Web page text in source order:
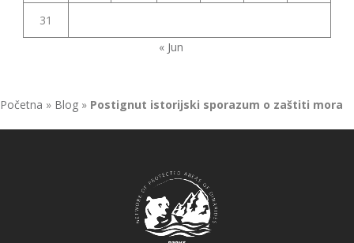
31
« Jun
Početna » Blog » Postignut istorijski sporazum o zaštiti mora